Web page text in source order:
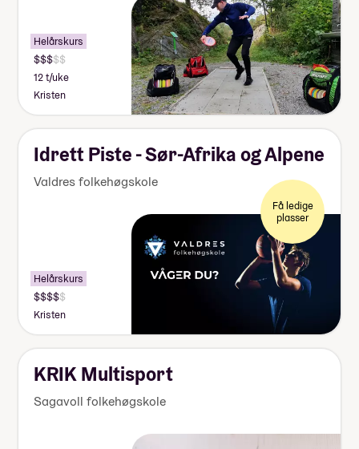
Helårskurs
12 t/uke
Kristen
Idrett Piste - Sør-Afrika og Alpene
Valdres folkehøgskole
Få ledige
plasser
Helårskurs
Kristen
KRIK Multisport
Sagavoll folkehøgskole